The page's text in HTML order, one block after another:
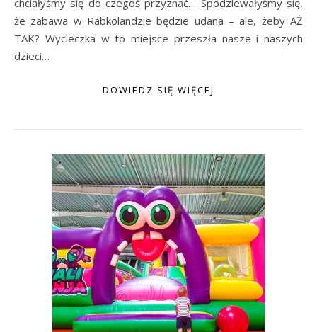
że zabawa w Rabkolandzie będzie udana – ale, żeby AŻ
TAK? Wycieczka w to miejsce przeszła nasze i naszych
dzieci…
DOWIEDZ SIĘ WIĘCEJ